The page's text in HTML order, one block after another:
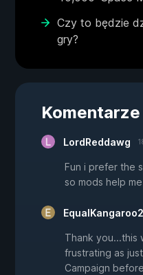
Czy to będzie
gry?
Komentarze
LordReddawg
Fun i prefer the
so mods help
Thank you...this
frustrating as
Campaign